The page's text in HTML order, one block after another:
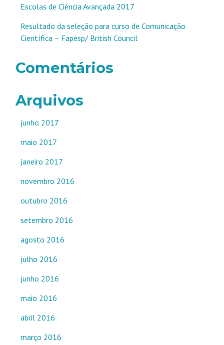
Escolas de Ciência Avançada 2017
Resultado da seleção para curso de Comunicação
Científica – Fapesp/ British Council
Comentários
Arquivos
junho 2017
maio 2017
janeiro 2017
novembro 2016
outubro 2016
setembro 2016
agosto 2016
julho 2016
junho 2016
maio 2016
abril 2016
março 2016